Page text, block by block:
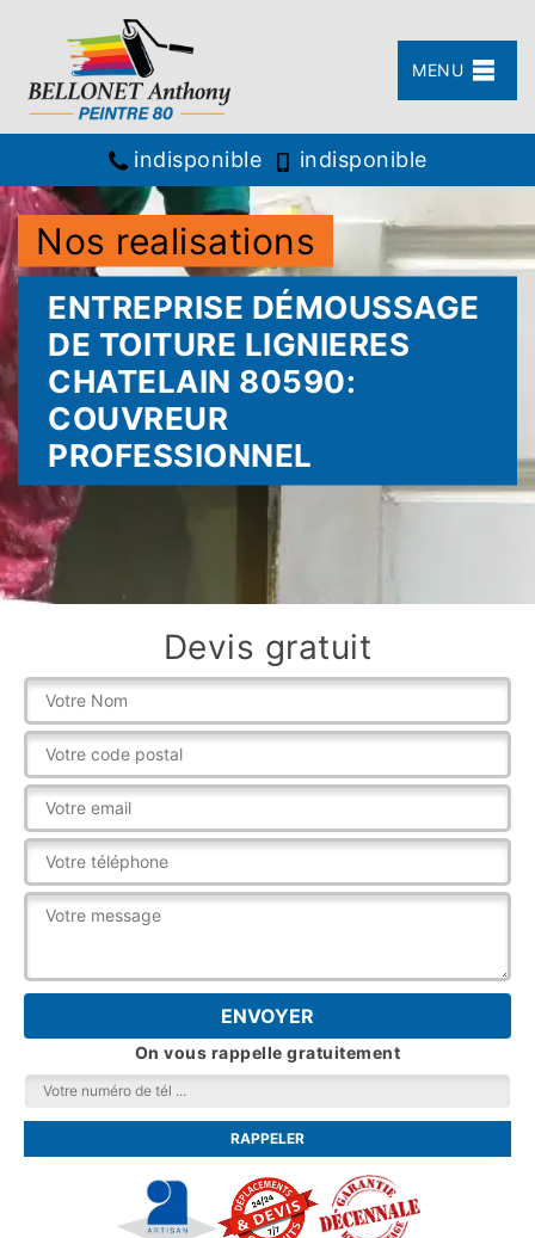
MENU
indisponible indisponible
Nos realisations
ENTREPRISE DÉMOUSSAGE
DE TOITURE LIGNIERES
CHATELAIN 80590:
COUVREUR
PROFESSIONNEL
Devis gratuit
On vous rappelle gratuitement